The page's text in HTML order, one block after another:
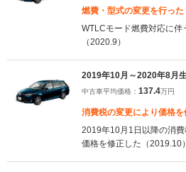
燃費・型式の変更を行った
WTLCモード燃費対応に伴
（2020.9）
2019年10月～2020年8月
中古車平均価格： 137.4万円
消費税の変更により価格を
2019年10月1日以降の消費
価格を修正した（2019.10）